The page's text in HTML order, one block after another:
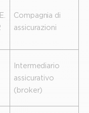
Compagnia di
assicurazioni
Intermediario
assicurativo
(broker)